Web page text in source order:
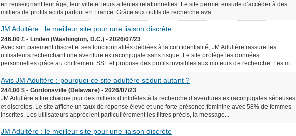
en renseignant leur âge, leur ville et leurs attentes relationnelles. Le site permet ensuite d’accéder à des
milliers de profils actifs partout en France. Grâce aux outils de recherche ava...
JM Adultère : le meilleur site pour une liaison discrète
246.00 £ - Linden (Washington, D.C.) - 2026/07/23
Avec son paiement discret et ses fonctionnalités dédiées à la confidentialité, JM Adultère rassure les
utilisateurs recherchant une aventure extraconjugale sans risque. Le site protège les données
personnelles grâce au chiffrement SSL et propose des profils invisibles aux moteurs de recherche. Les m...
Avis JM Adultère : pourquoi ce site adultère séduit autant ?
244.00 $ - Gordonsville (Delaware) - 2026/07/23
JM Adultère attire chaque jour des milliers d’infidèles à la recherche d’aventures extraconjugales sérieuses
et discrètes. Le site affiche un taux de réponse élevé et une forte présence féminine avec 58% de femmes
inscrites. Les utilisateurs apprécient particulièrement les filtres précis, la message...
JM Adultère : le meilleur site pour une liaison discrète